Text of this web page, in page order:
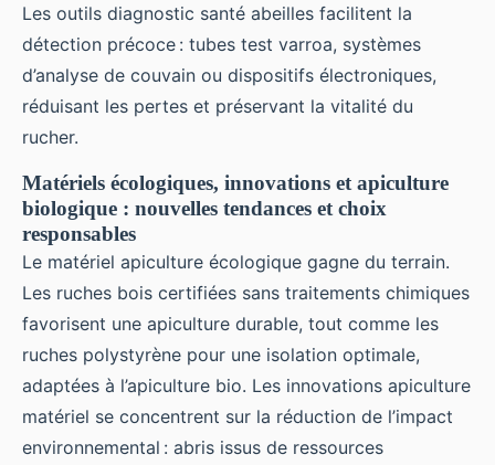
Les outils diagnostic santé abeilles facilitent la
détection précoce : tubes test varroa, systèmes
d’analyse de couvain ou dispositifs électroniques,
réduisant les pertes et préservant la vitalité du
rucher.
Matériels écologiques, innovations et apiculture
biologique : nouvelles tendances et choix
responsables
Le matériel apiculture écologique gagne du terrain.
Les ruches bois certifiées sans traitements chimiques
favorisent une apiculture durable, tout comme les
ruches polystyrène pour une isolation optimale,
adaptées à l’apiculture bio. Les innovations apiculture
matériel se concentrent sur la réduction de l’impact
environnemental : abris issus de ressources